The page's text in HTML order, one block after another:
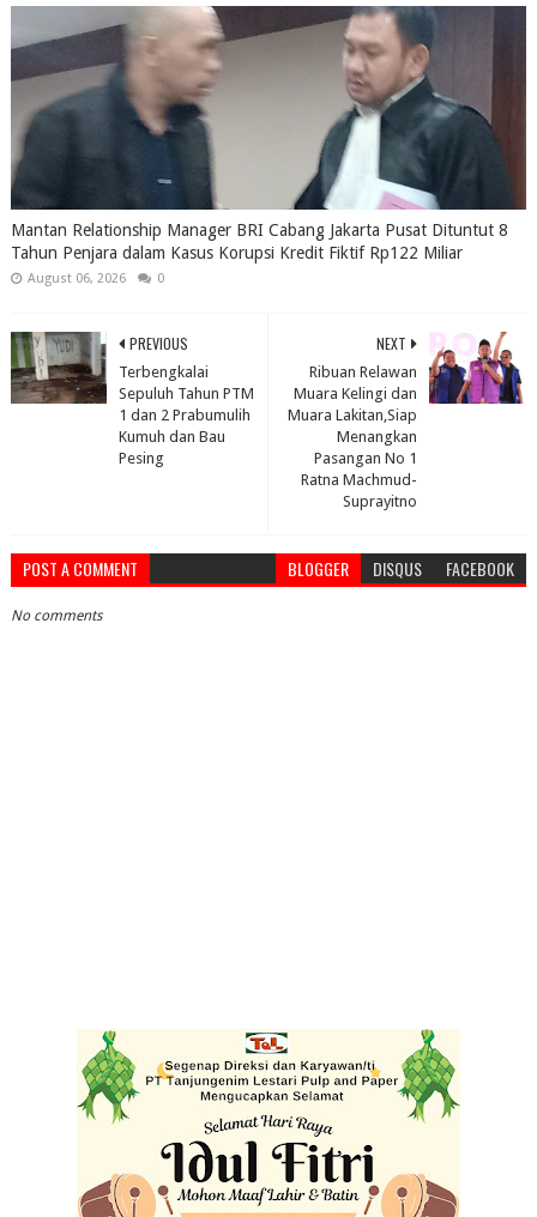
Mantan Relationship Manager BRI Cabang Jakarta Pusat Dituntut 8
Tahun Penjara dalam Kasus Korupsi Kredit Fiktif Rp122 Miliar
August 06, 2026 0
NEXT
Ribuan Relawan
Muara Kelingi dan
Muara Lakitan,Siap
Menangkan
Pasangan No 1
Ratna Machmud-
Suprayitno
PREVIOUS
Terbengkalai
Sepuluh Tahun PTM
1 dan 2 Prabumulih
Kumuh dan Bau
Pesing
POST A COMMENT BLOGGER DISQUS FACEBOOK
No comments